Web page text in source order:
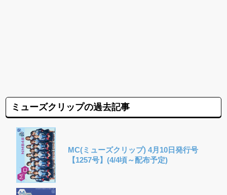
ミューズクリップの過去記事
MC(ミューズクリップ) 4月10日発行号
【1257号】(4/4頃～配布予定)